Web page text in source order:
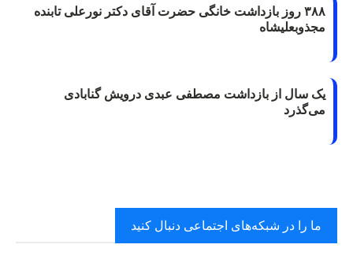
۳۸۸ روز بازداشت خانگی حضرت آقای دکتر نورعلی تابنده
مجذوبعلیشاه
یک سال از بازداشت مصطفی عبدی درویش گنابادی
می‌گذرد
ما را در شبکه‌های اجتماعی دنبال کنید